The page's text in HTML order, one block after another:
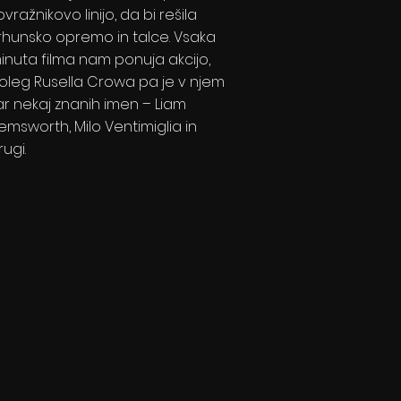
linijo, da bi rešila
opremo in talce. Vsaka
filma nam ponuja akcijo,
Rusella Crowa pa je v njem
nekaj znanih imen – Liam
Milo Ventimiglia in